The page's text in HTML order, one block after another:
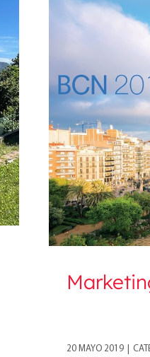
20 MAYO 2019